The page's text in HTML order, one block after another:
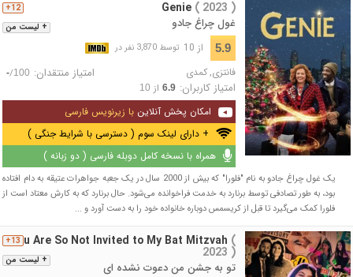
+ لیست من
12+ Genie ( 2023 )
غول چراغ جادو
5.9 از 10 توسط 3,870 نفر در
فانتزی,کمدی امتیاز منتقدان: -/100
امتیاز کاربران: 6.9از 10
امکان پخش آنلاین با زیرنویس فارسی
+ دارای لینک سوم ( دسترسی با شرایط جنگی )
همراه با نسخه کامل دوبله فارسی ( دو زبانه )
یک غول چراغ جادو به نام "فلورا" که بیش از 2000 سال در یک جعبه جواهرات عتیقه به دام افتاده
بود، به طور تصادفی توسط برنارد به خدمت فراخوانده می‌شود. حال برنارد که به کارش معتاد است از
فلورا کمک می‌گیرد تا قبل از کریسمس دوباره خانواده خود را به دست آورد و ...
+ لیست من
13+
You Are So Not Invited to My Bat Mitzvah (
2023 )
تو به جشن من دعوت نشده ای